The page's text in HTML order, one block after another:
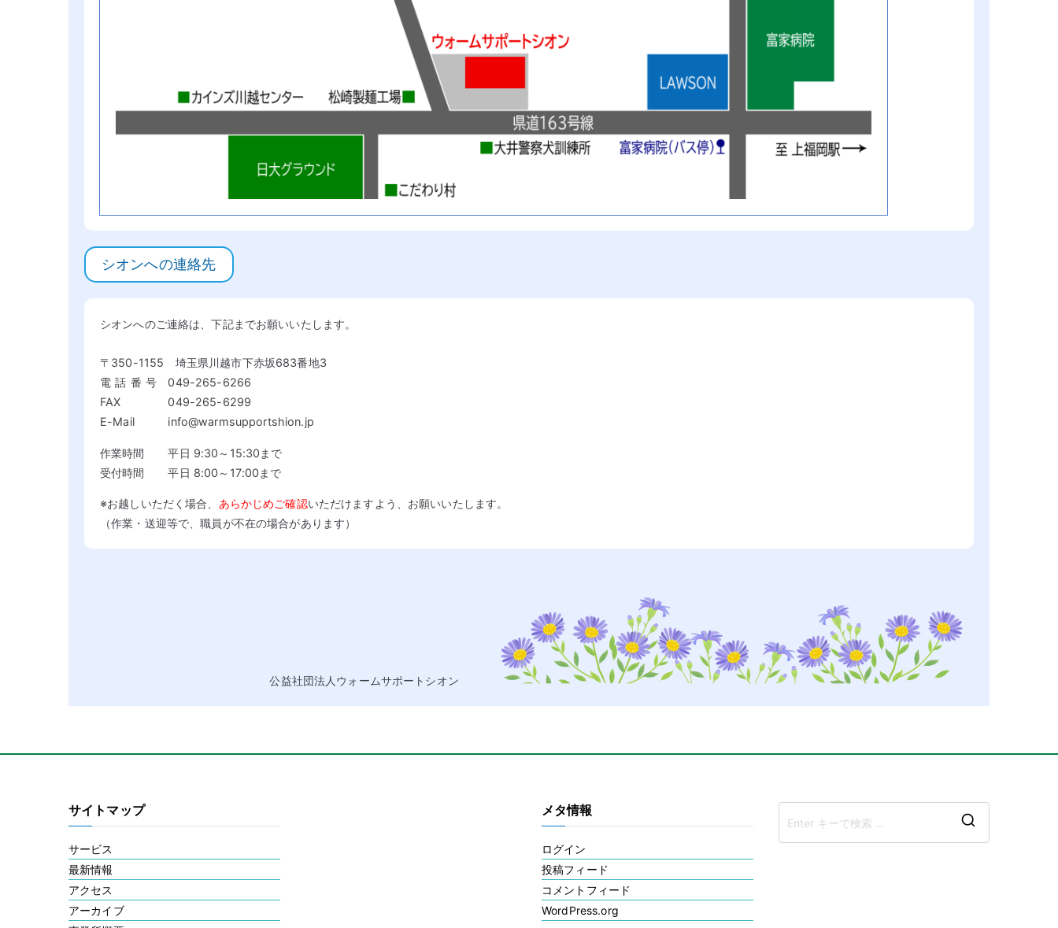
シオンへの連絡先
シオンへのご連絡は、下記までお願いいたします。
〒350-1155
埼玉県川越市下赤坂683番地3
電話番号
049-265-6266
FAX
049-265-6299
E-Mail
info warmsupportshion.jp
作業時間
平日 9:30～15:30まで
受付時間
平日 8:00～17:00まで
※お越しいただく場合、 あらかじめご確認いただけますよう、お願いいたします。
（作業・送迎等で、職員が不在の場合があります）
公益社団法人ウォームサポートシオン
サイトマップ
サービス
最新情報
アクセス
アーカイブ
メタ情報
ログイン
投稿フィード
コメントフィード
WordPress.org